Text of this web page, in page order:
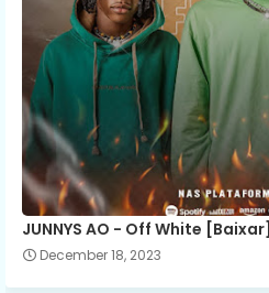
JUNNYS AO - Off White [Baixar]
December 18, 2023